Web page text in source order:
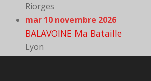
Riorges
mar 10 novembre 2026
BALAVOINE Ma Bataille
Lyon